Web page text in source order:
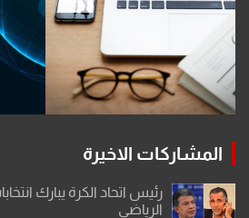
المشاركات الاخيرة
رئيس اتحاد الكرة يبارك
الرياضي